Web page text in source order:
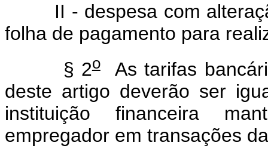
II - despesa com
folha de pagamento para
§ 2oAs tarifas
deste artigo deverão ser
instituição financeira
empregador em transações